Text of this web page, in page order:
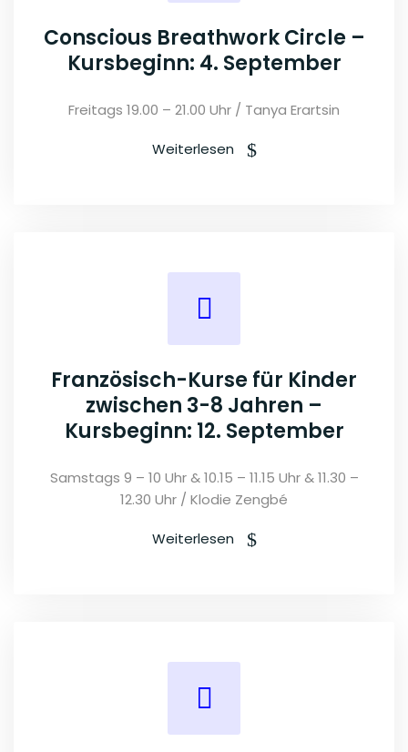
Conscious Breathwork Circle –
Kursbeginn: 4. September
Freitags 19.00 – 21.00 Uhr / Tanya Erartsin
Weiterlesen
Französisch-Kurse für Kinder
zwischen 3-8 Jahren –
Kursbeginn: 12. September
Samstags 9 – 10 Uhr & 10.15 – 11.15 Uhr & 11.30 –
12.30 Uhr / Klodie Zengbé
Weiterlesen